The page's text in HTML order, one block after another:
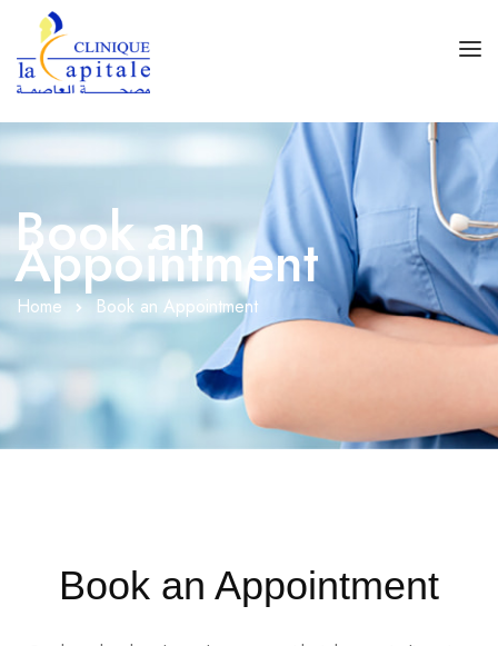
Accueil
Rez De Chaussé
1er Étage
1er Sous-Sol
Book an
Appointment
Home Book an Appointment
Book an Appointment